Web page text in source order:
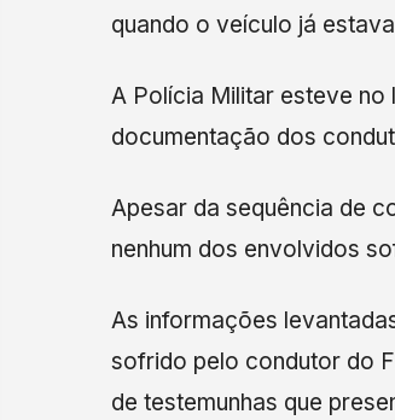
quando o veículo já
A Polícia Militar esteve
documentação dos
Apesar da sequência de
nenhum dos envolvidos
As informações
sofrido pelo condutor do
de testemunhas que